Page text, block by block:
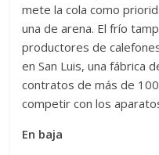
mete la cola como
una de arena. El frío
productores de
en San Luis, una fábrica
contratos de más de
competir con los
En baja